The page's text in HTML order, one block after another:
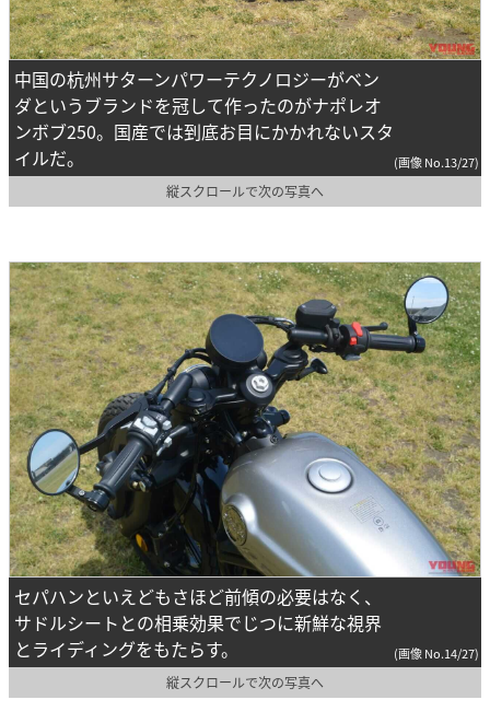
中国の杭州サターンパワーテクノロジーがベン
ダというブランドを冠して作ったのがナポレオ
ンボブ250。国産では到底お目にかかれないスタ
イルだ。
(画像 No.13/27)
縦スクロールで次の写真へ
セパハンといえどもさほど前傾の必要はなく、
サドルシートとの相乗効果でじつに新鮮な視界
とライディングをもたらす。
(画像 No.14/27)
縦スクロールで次の写真へ